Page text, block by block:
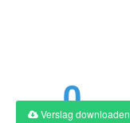
0
Score
Verslag downloaden